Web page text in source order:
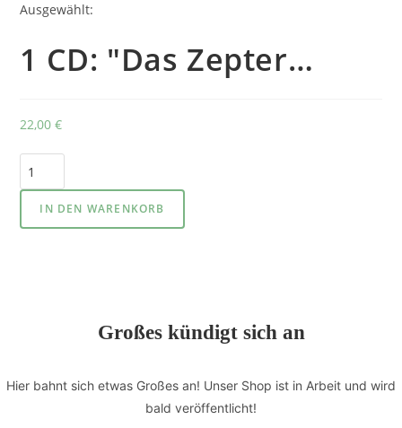
Ausgewählt:
1 CD: "Das Zepter…
22,00€
IN DEN WARENKORB
Großes kündigt sich an
Hier bahnt sich etwas Großes an! Unser Shop ist in Arbeit und wird
bald veröffentlicht!